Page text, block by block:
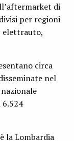
di
per regioni
elettrauto,
circa
nel
la Lombardia